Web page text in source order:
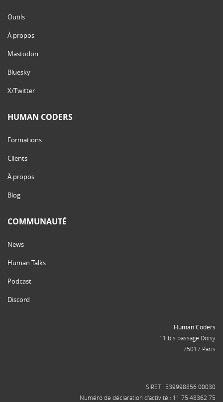
Outils
À propos
Mastodon
Bluesky
X/Twitter
HUMAN CODERS
Formations
Clients
À propos
Blog
COMMUNAUTÉ
News
Human Talks
Podcast
Discord
Human Coders
11 bis passage Doisy
75017 Paris
SIRET : 539998856 00030
Numéro de déclaration d'activité : 11 75 48362 75